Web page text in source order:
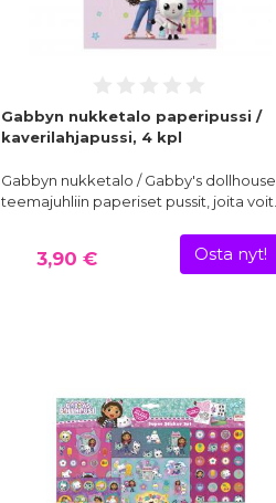
Gabbyn nukketalo paperipussi /
kaverilahjapussi, 4 kpl
Gabbyn nukketalo / Gabby's dollhouse
teemajuhliin paperiset pussit, joita voit…
3,90 € Osta nyt!